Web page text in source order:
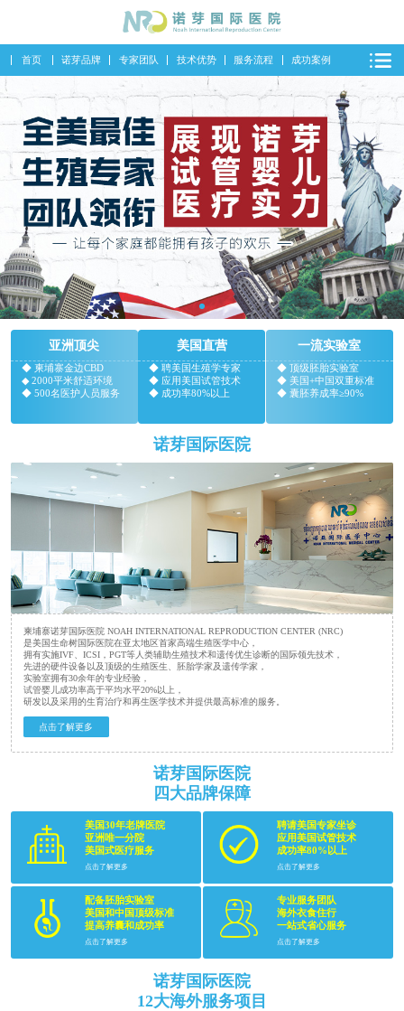
首页 诺芽品牌 专家团队 技术优势 服务流程 成功案例
亚洲顶尖
◆ 柬埔寨金边CBD
◆ 2000平米舒适环境
◆ 500名医护人员服务
美国直营
◆ 聘美国生殖学专家
◆ 应用美国试管技术
◆ 成功率80%以上
一流实验室
◆ 顶级胚胎实验室
◆ 美国+中国双重标准
◆ 囊胚养成率≥90%
诺芽国际医院
柬埔寨诺芽国际医院 NOAH INTERNATIONAL REPRODUCTION CENTER (NRC)
是美国生命树国际医院在亚太地区首家高端生殖医学中心，
拥有实施IVF、ICSI，PGT等人类辅助生殖技术和遗传优生诊断的国际领先技术，
先进的硬件设备以及顶级的生殖医生、胚胎学家及遗传学家，
实验室拥有30余年的专业经验，
试管婴儿成功率高于平均水平20%以上，
研发以及采用的生育治疗和再生医学技术并提供最高标准的服务。
点击了解更多
诺芽国际医院
四大品牌保障
美国30年老牌医院
亚洲唯一分院
美国式医疗服务
点击了解更多
聘请美国专家坐诊
应用美国试管技术
成功率80%以上
点击了解更多
配备胚胎实验室
美国和中国顶级标准
提高养囊和成功率
点击了解更多
专业服务团队
海外衣食住行
一站式省心服务
点击了解更多
诺芽国际医院
12大海外服务项目